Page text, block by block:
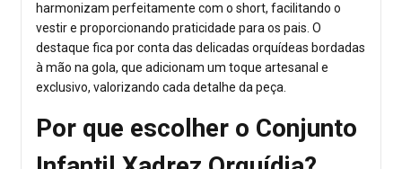
harmonizam perfeitamente com o short, facilitando o
vestir e proporcionando praticidade para os pais. O
destaque fica por conta das delicadas orquídeas bordadas
à mão na gola, que adicionam um toque artesanal e
exclusivo, valorizando cada detalhe da peça.
Por que escolher o Conjunto